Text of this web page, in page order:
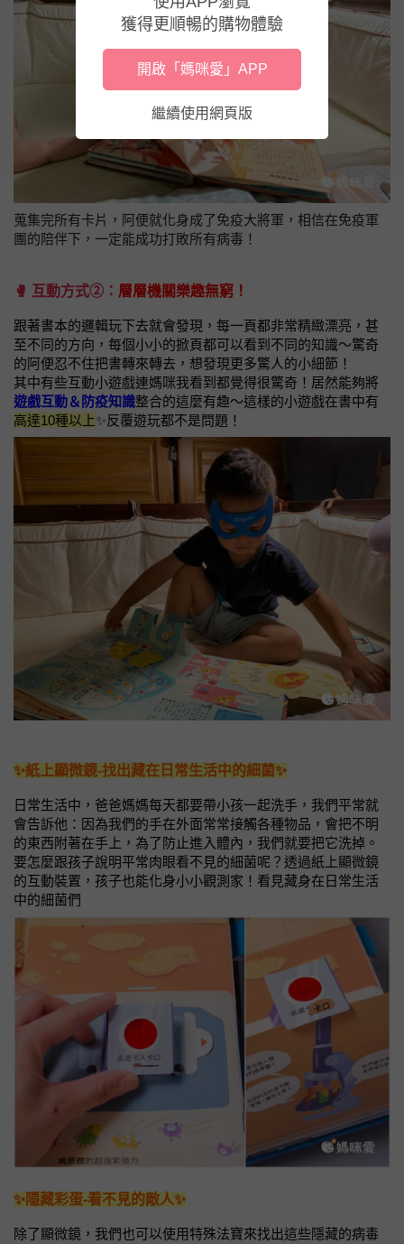
蒐集完所有卡片，阿便就化身成了免疫大將軍，相信在免疫軍
團的陪伴下，一定能成功打敗所有病毒！
🥊 互動方式②： 層層機關樂趣無窮！
跟著書本的邏輯玩下去就會發現，每一頁都非常精緻漂亮，甚
至不同的方向，每個小小的掀頁都可以看到不同的知識～驚奇
的阿便忍不住把書轉來轉去，想發現更多驚人的小細節！
其中有些互動小遊戲連媽咪我看到都覺得很驚奇！居然能夠將
遊戲互動＆防疫知識整合的這麼有趣～這樣的小遊戲在書中有
高達10種以上✨反覆遊玩都不是問題！
✨紙上顯微鏡-找出藏在日常生活中的細菌✨
日常生活中，爸爸媽媽每天都要帶小孩一起洗手，我們平常就
會告訴他：因為我們的手在外面常常接觸各種物品，會把不明
的東西附著在手上，為了防止進入體內，我們就要把它洗掉。
要怎麼跟孩子說明平常肉眼看不見的細菌呢？透過紙上顯微鏡
的互動裝置，孩子也能化身小小觀測家！看見藏身在日常生活
中的細菌們
✨隱藏彩蛋-看不見的敵人✨
除了顯微鏡，我們也可以使用特殊法寶來找出這些隱藏的病毒
獲得更順暢的購物體驗
開啟「媽咪愛」APP
繼續使用網頁版